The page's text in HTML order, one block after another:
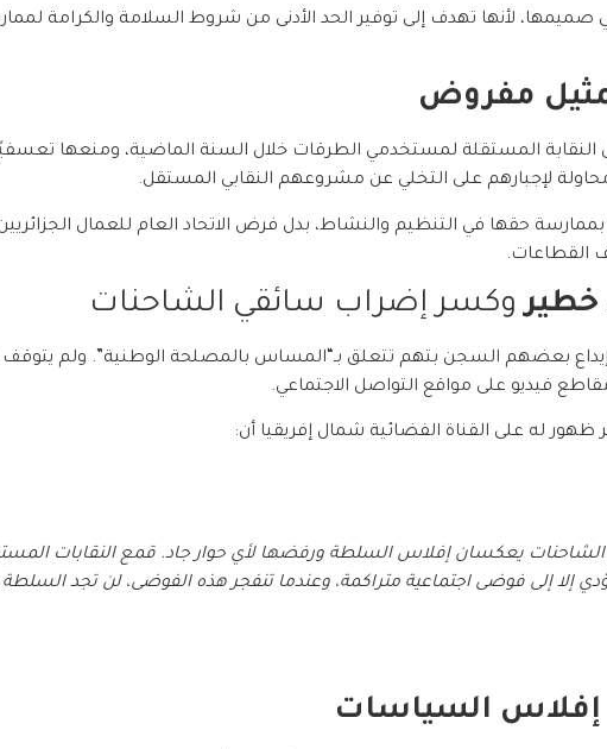
لأنها تهدف إلى توفير الحد الأدنى من شروط السلامة والكرامة
مفروض
النقابة المستقلة لمستخدمي الطرقات خلال السنة الماضية، ومنعها
لإجبارهم على التخلي عن مشروعهم النقابي المستقل.
حقها في التنظيم والنشاط، بدل فرض الاتحاد العام للعمال
القطاعات.
خطيروكسر إضراب سائقي الشاحنات
بعضهم السجن بتهم تتعلق بـ“المساس بالمصلحة الوطنية”. ولم يتوقف
فيديو على مواقع التواصل الاجتماعي.
ظهور له على القناة الفضائية شمال إفريقيا أن:
الشاحنات يعكسان إفلاس السلطة ورفضها لأي حوار جاد. قمع النقابات
إلا إلى فوضى اجتماعية متراكمة، وعندما تنفجر هذه الفوضى، لن تجد السلطة
إفلاس السياسات